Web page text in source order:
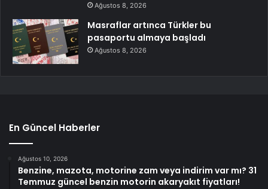
Ağustos 8, 2026
Masraflar artınca Türkler bu
pasaportu almaya başladı
Ağustos 8, 2026
En Güncel Haberler
Ağustos 10, 2026
Benzine, mazota, motorine zam veya indirim var mı? 31
Temmuz güncel benzin motorin akaryakıt fiyatları!